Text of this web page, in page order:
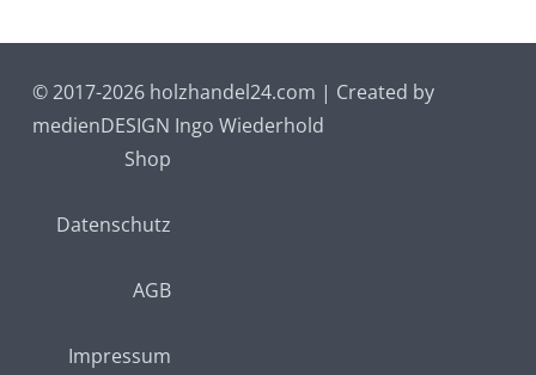
© 2017-2026 holzhandel24.com | Created by
medienDESIGN Ingo Wiederhold
Shop
Datenschutz
AGB
Impressum